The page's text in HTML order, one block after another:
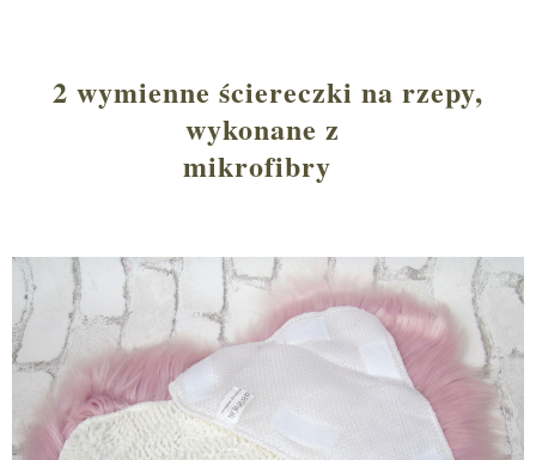
2 wymienne ściereczki na rzepy,
wykonane z
mikrofibry